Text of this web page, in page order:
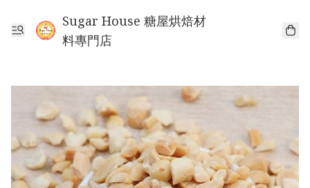
Sugar House 糖屋烘焙材
料專門店